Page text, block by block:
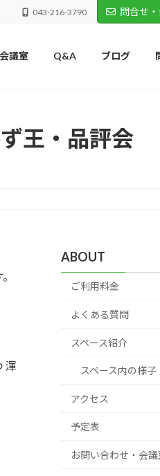
043-216-3790 問合せ
議室 Q&A ブログ
王・品評会
渾
ABOUT
ご利用料金
よくある質問
スペース紹介
スペース内の様子
アクセス
予定表
お問い合わせ・会